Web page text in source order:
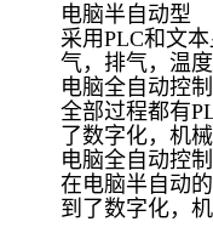
电脑半自动型
采用PLC和文
气，排气，温
电脑全自动控
全部过程都有
了数字化，机
电脑全自动控
在电脑半自动
到了数字化，